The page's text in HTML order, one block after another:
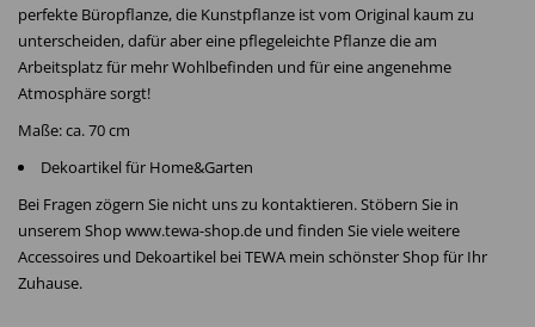
perfekte Büropflanze, die Kunstpflanze ist vom Original kaum zu
unterscheiden, dafür aber eine pflegeleichte Pflanze die am
Arbeitsplatz für mehr Wohlbefinden und für eine angenehme
Atmosphäre sorgt!
Maße: ca. 70 cm
Dekoartikel für Home&Garten
Bei Fragen zögern Sie nicht uns zu kontaktieren. Stöbern Sie in
unserem Shop www.tewa-shop.de und finden Sie viele weitere
Accessoires und Dekoartikel bei TEWA mein schönster Shop für Ihr
Zuhause.